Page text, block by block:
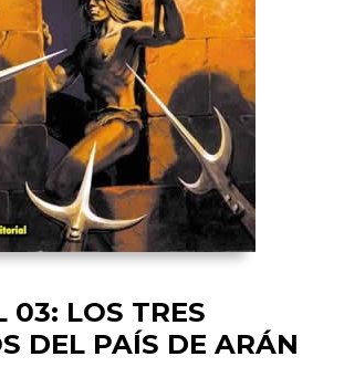
03: LOS TRES
DEL PAÍS DE ARÁN